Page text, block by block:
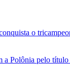
o
a Polônia pelo